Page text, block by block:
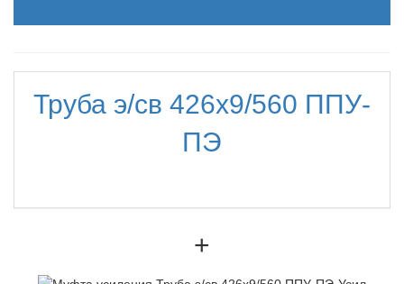
Труба э/св 426х9/560 ППУ-
ПЭ
+